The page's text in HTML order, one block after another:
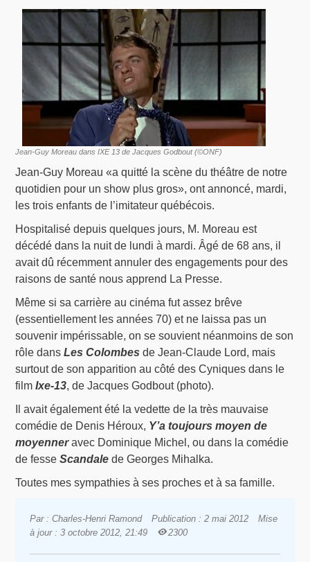
Jean-Guy Moreau dans IXE 13 de Jacques Godbout (©ONF)
Jean-Guy Moreau «a quitté la scène du théâtre de notre
quotidien pour un show plus gros», ont annoncé, mardi,
les trois enfants de l’imitateur québécois.
Hospitalisé depuis quelques jours, M. Moreau est
décédé dans la nuit de lundi à mardi. Âgé de 68 ans, il
avait dû récemment annuler des engagements pour des
raisons de santé nous apprend La Presse.
Même si sa carrière au cinéma fut assez brêve
(essentiellement les années 70) et ne laissa pas un
souvenir impérissable, on se souvient néanmoins de son
rôle dansLes Colombes de Jean-Claude Lord, mais
surtout de son apparition au côté des Cyniques dans le
filmIxe-13, de Jacques Godbout (photo).
Il avait également été la vedette de la très mauvaise
comédie de Denis Héroux, Y’a toujours moyen de
moyenneravec Dominique Michel, ou dans la comédie
de fesseScandale de Georges Mihalka.
Toutes mes sympathies à ses proches et à sa famille.
Par : Charles-Henri Ramond Publication : 2 mai 2012
Mise
à jour : 3 octobre 2012, 21:49
2300